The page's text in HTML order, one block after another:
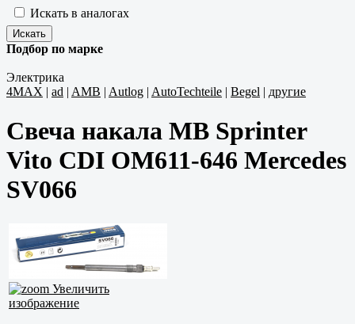
Искать в аналогах
Подбор по марке
Электрика
4MAX | ad | AMB | Autlog | AutoTechteile | Begel | другие
Свеча накала MB Sprinter
Vito CDI OM611-646 Mercedes
SV066
Увеличить
изображение